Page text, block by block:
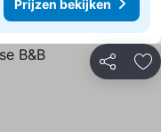
Prijzen bekijken
Delen